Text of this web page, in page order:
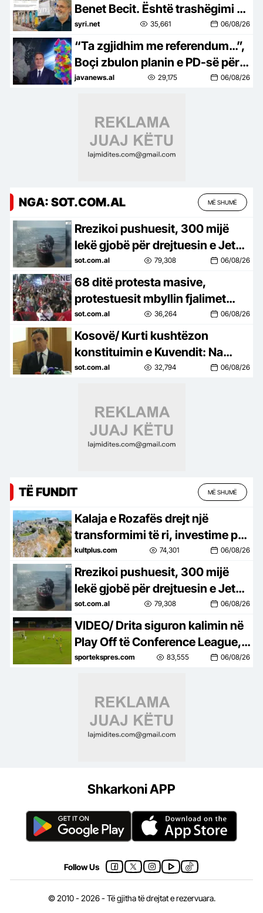
Benet Becit. Është trashëgimi e
Shkodrës
syri.net 35,661 06/08/26
“Ta zgjidhim me referendum…”,
Boçi zbulon planin e PD-së për
të penguar uljen e numrit të
javanews.al 29,175 06/08/26
NGA: SOT.COM.AL MË SHUMË
Rrezikoi pushuesit, 300 mijë
lekë gjobë për drejtuesin e Jet
Ski në Zvërnec
sot.com.al 79,308 06/08/26
68 ditë protesta masive,
protestuesit mbyllin fjalimet
para Kryeministrisë, marshojnë
drejt Korpusit: Ju erdhi fundi!
sot.com.al 36,264 06/08/26
Kosovë/ Kurti kushtëzon
konstituimin e Kuvendit: Na
duhet marrëveshje për
sot.com.al 32,794 06/08/26
TË FUNDIT MË SHUMË
Kalaja e Rozafës drejt një
transformimi të ri, investime për
trashëgiminë dhe turizmin
kultplus.com 74,301 06/08/26
Rrezikoi pushuesit, 300 mijë
lekë gjobë për drejtuesin e Jet
Ski në Zvërnec
sot.com.al 79,308 06/08/26
VIDEO/ Drita siguron kalimin në
Play Off të Conference League, e
mbyll me një ndeshje takimin
sportekspres.com 83,555 06/08/26
Shkarkoni APP
Follow Us
© 2010 - 2026 - Të gjitha të drejtat e rezervuara.